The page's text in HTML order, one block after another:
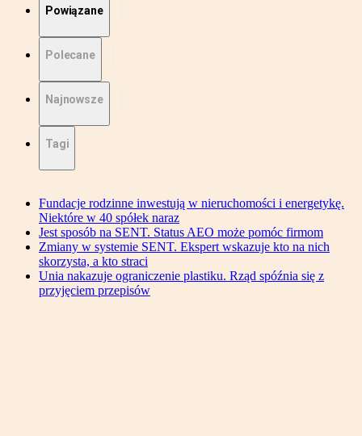
Powiązane
Polecane
Najnowsze
Tagi
Fundacje rodzinne inwestują w nieruchomości i energetykę.
Niektóre w 40 spółek naraz
Jest sposób na SENT. Status AEO może pomóc firmom
Zmiany w systemie SENT. Ekspert wskazuje kto na nich
skorzysta, a kto straci
Unia nakazuje ograniczenie plastiku. Rząd spóźnia się z
przyjęciem przepisów